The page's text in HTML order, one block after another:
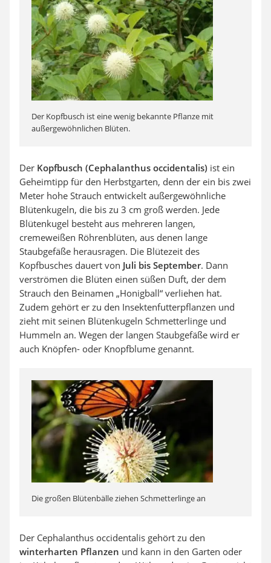
Der Kopfbusch ist eine wenig bekannte Pflanze mit
außergewöhnlichen Blüten.
Der Kopfbusch (Cephalanthus occidentalis) ist ein
Geheimtipp für den Herbstgarten, denn der ein bis zwei
Meter hohe Strauch entwickelt außergewöhnliche
Blütenkugeln, die bis zu 3 cm groß werden. Jede
Blütenkugel besteht aus mehreren langen,
cremeweißen Röhrenblüten, aus denen lange
Staubgefäße herausragen. Die Blütezeit des
Kopfbusches dauert von Juli bis September. Dann
verströmen die Blüten einen süßen Duft, der dem
Strauch den Beinamen „Honigball“ verliehen hat.
Zudem gehört er zu den Insektenfutterpflanzen und
zieht mit seinen Blütenkugeln Schmetterlinge und
Hummeln an. Wegen der langen Staubgefäße wird er
auch Knöpfen- oder Knopfblume genannt.
Die großen Blütenbälle ziehen Schmetterlinge an
Der Cephalanthus occidentalis gehört zu den
winterharten Pflanzen und kann in den Garten oder